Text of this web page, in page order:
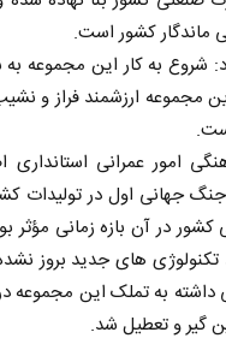
ماندگار کشور است.
مجموعه ارزشمند فراز و
امور عمرانی استانداری
جهانی اول در تولیدات
کشور در آن بازه زمانی
تکنولوژی های جدید بروز
گیر و تعطیل شد.